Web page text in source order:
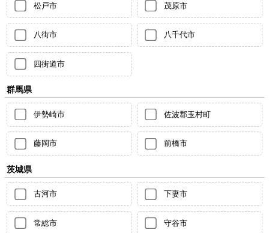
松戸市 茂原市
八街市 八千代市
四街道市
群馬県
伊勢崎市 佐波郡玉村町
藤岡市 前橋市
茨城県
古河市 下妻市
常総市 守谷市